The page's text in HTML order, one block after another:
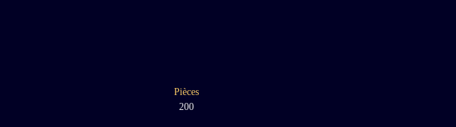
Pièces
200